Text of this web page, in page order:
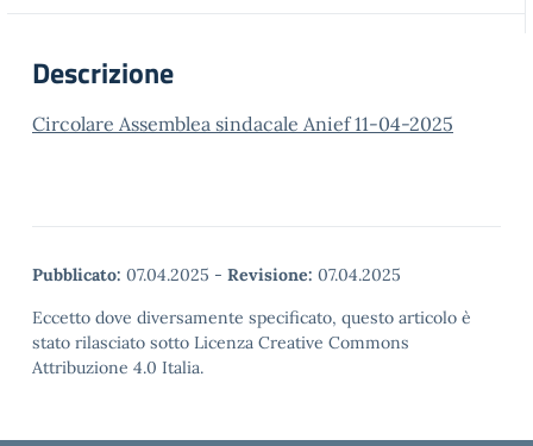
Descrizione
Circolare Assemblea sindacale Anief 11-04-2025
Pubblicato: 07.04.2025 - Revisione: 07.04.2025
Eccetto dove diversamente specificato, questo articolo è
stato rilasciato sotto Licenza Creative Commons
Attribuzione 4.0 Italia.